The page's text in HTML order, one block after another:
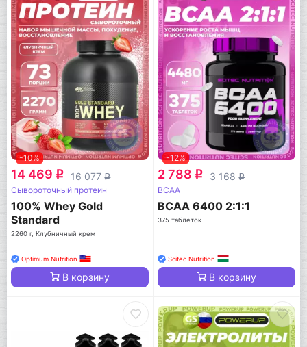
-10%
14 469 q 16 077q
Сывороточный протеин
100% Whey Gold
Standard
2260 г, Клубничный крем
Optimum Nutrition
В корзину
-12%
2 788 q 3 168q
BCAA
BCAA 6400 2:1:1
375 таблеток
Scitec Nutrition
В корзину